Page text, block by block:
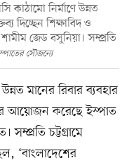
নির্মাণে উন্নত
দিচ্ছেন শিক্ষাবিদ ও
জেড বসুনিয়া। সম্প্রতি
সৌজন্যে
মানের রিবার ব্যবহার
আয়োজন করেছে ইস্পাত
সম্প্রতি চট্টগ্রামে
‘বাংলাদেশের